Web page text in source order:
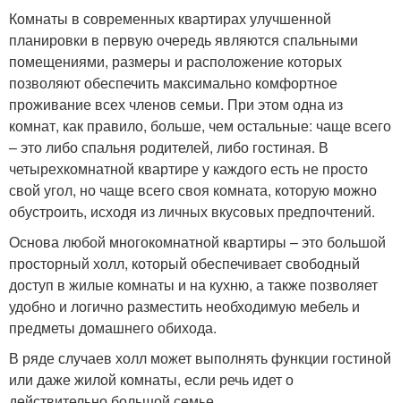
Комнаты в современных квартирах улучшенной
планировки в первую очередь являются спальными
помещениями, размеры и расположение которых
позволяют обеспечить максимально комфортное
проживание всех членов семьи. При этом одна из
комнат, как правило, больше, чем остальные: чаще всего
– это либо спальня родителей, либо гостиная. В
четырехкомнатной квартире у каждого есть не просто
свой угол, но чаще всего своя комната, которую можно
обустроить, исходя из личных вкусовых предпочтений.
Основа любой многокомнатной квартиры – это большой
просторный холл, который обеспечивает свободный
доступ в жилые комнаты и на кухню, а также позволяет
удобно и логично разместить необходимую мебель и
предметы домашнего обихода.
В ряде случаев холл может выполнять функции гостиной
или даже жилой комнаты, если речь идет о